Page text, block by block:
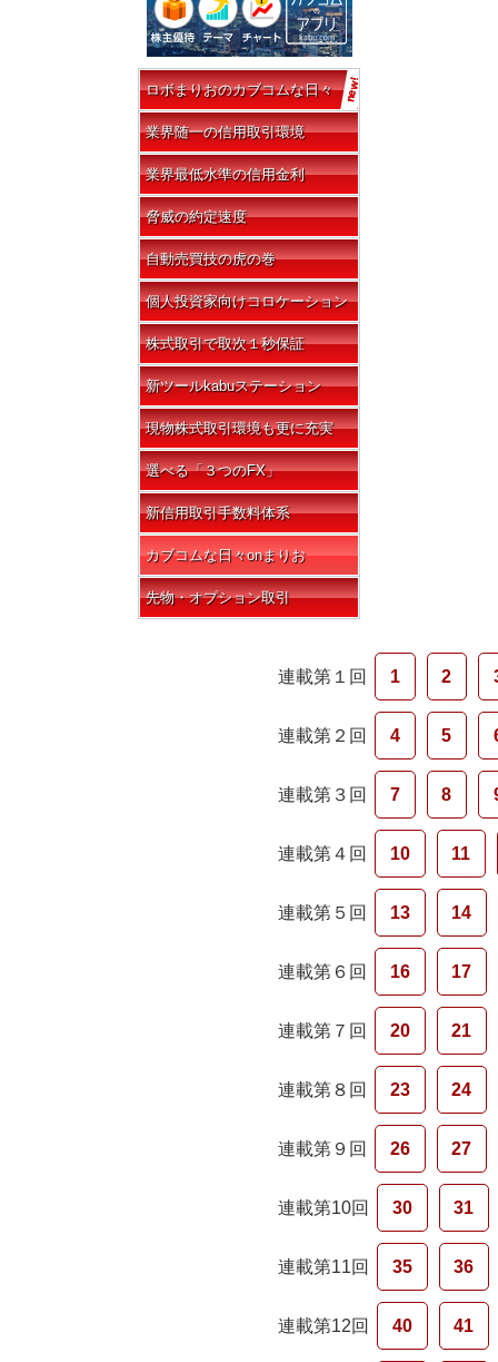
ロボまりおのカブコムな日々
業界随一の信用取引環境
業界最低水準の信用金利
脅威の約定速度
自動売買技の虎の巻
個人投資家向けコロケーション
株式取引で取次１秒保証
新ツールkabuステーション
現物株式取引環境も更に充実
選べる「３つのFX」
新信用取引手数料体系
カブコムな日々onまりお
先物・オプション取引
連載第１回 1 2
連載第２回 4 5
連載第３回 7 8
連載第４回 10 11
連載第５回 13 14
連載第６回 16 17
連載第７回 20 21
連載第８回 23 24
連載第９回 26 27
連載第10回 30 31
連載第11回 35 36
連載第12回 40 41